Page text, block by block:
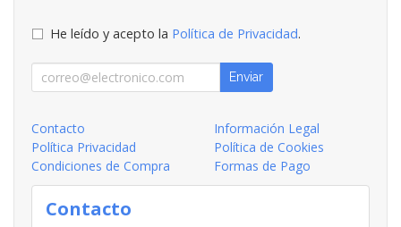
He leído y acepto la Política de Privacidad.
Enviar
Contacto
Información Legal
Política Privacidad
Política de Cookies
Condiciones de Compra
Formas de Pago
Contacto